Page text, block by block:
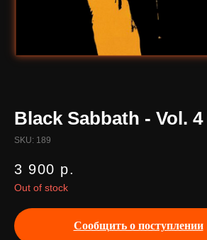
Black Sabbath - Vol. 4
SKU: 189
3 900 р.
Out of stock
Сообщить о поступлении